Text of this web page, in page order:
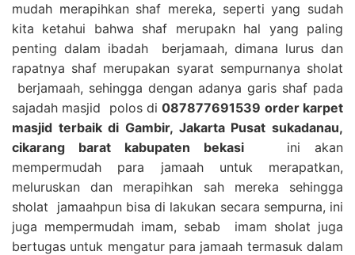
mudah merapihkan shaf mereka, seperti yang sudah
kita ketahui bahwa shaf merupakn hal yang paling
penting dalam ibadah berjamaah, dimana lurus dan
rapatnya shaf merupakan syarat sempurnanya sholat
berjamaah, sehingga dengan adanya garis shaf pada
sajadah masjid polos di087877691539 order karpet
masjid terbaik di Gambir, Jakarta Pusat sukadanau,
cikarang barat kabupaten bekasi ini akan
mempermudah para jamaah untuk merapatkan,
meluruskan dan merapihkan sah mereka sehingga
sholat jamaahpun bisa di lakukan secara sempurna, ini
juga mempermudah imam, sebab imam sholat juga
bertugas untuk mengatur para jamaah termasuk dalam